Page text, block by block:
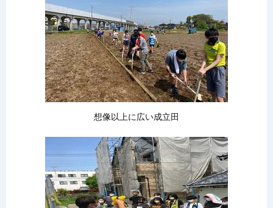
想像以上に広い成立田